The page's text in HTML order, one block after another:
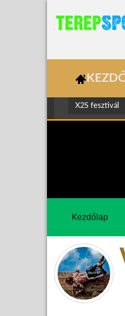
X2S fesztivál
Kezdőlap